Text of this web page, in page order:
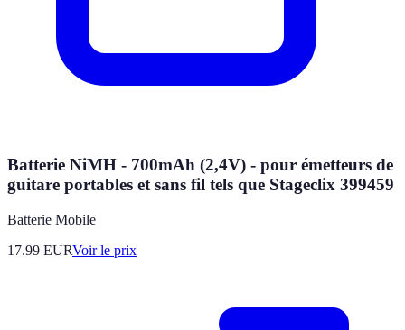
Batterie NiMH - 700mAh (2,4V) - pour émetteurs de
guitare portables et sans fil tels que Stageclix 399459
Batterie Mobile
17.99 EURVoir le prix